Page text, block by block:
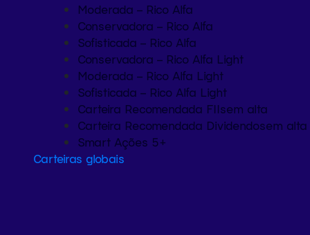
Moderada – Rico Alfa
Conservadora – Rico Alfa
Sofisticada – Rico Alfa
Conservadora – Rico Alfa Light
Moderada – Rico Alfa Light
Sofisticada – Rico Alfa Light
Carteira Recomendada FIIsem alta
Carteira Recomendada Dividendosem alta
Smart Ações 5+
Carteiras globais